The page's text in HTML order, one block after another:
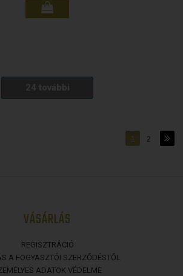
24 további
1 2
VÁSÁRLÁS
REGISZTRÁCIÓ
A FOGYASZTÓI SZERZŐDÉSTŐL
ADATOK VÉDELME